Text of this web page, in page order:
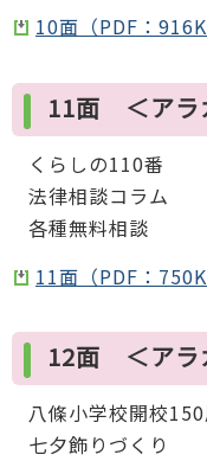
10面（PDF：
11面 ＜アラ
くらしの110番
法律相談コラム
各種無料相談
11面（PDF：
12面 ＜アラ
八條小学校開校
七夕飾りづくり